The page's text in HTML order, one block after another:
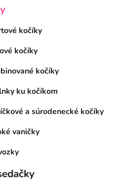
kočíky
kočíky
kočíky
ku kočíkom
a súrodenecké kočíky
vaničky